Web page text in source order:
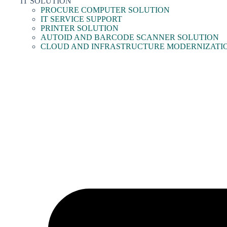
PROCURE COMPUTER SOLUTION
IT SERVICE SUPPORT
PRINTER SOLUTION
AUTOID AND BARCODE SCANNER SOLUTION
CLOUD AND INFRASTRUCTURE